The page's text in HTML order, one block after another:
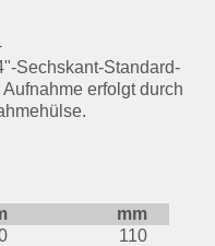
Sechskant-Standard-
erfolgt durch
mm
110